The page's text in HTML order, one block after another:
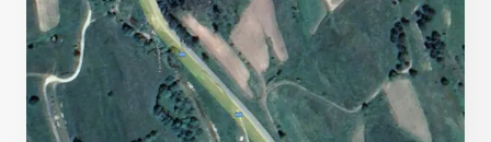
СЕЛО
ОСЕНОВЛАГ
–
ЕЕ-1